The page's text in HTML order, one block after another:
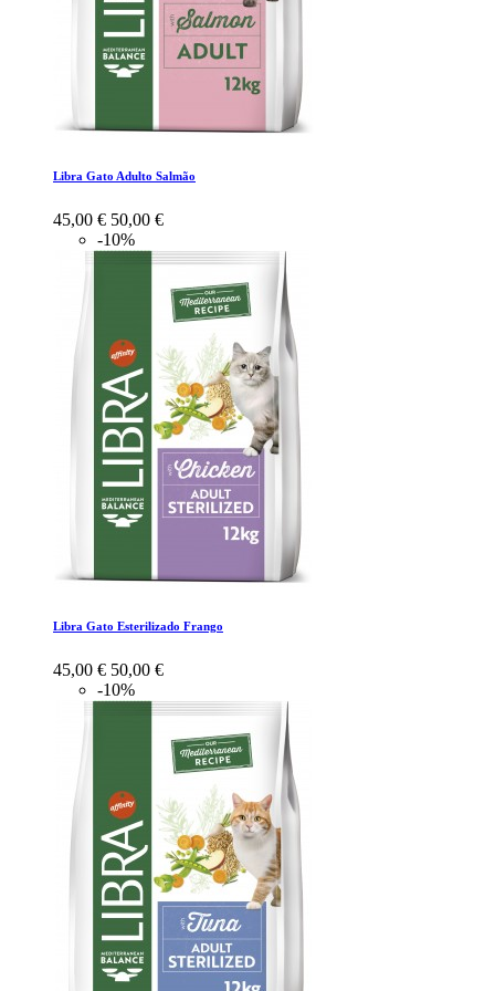
Libra Gato Adulto Salmão
45,00 € 50,00 €
-10%
Libra Gato Esterilizado Frango
45,00 € 50,00 €
-10%